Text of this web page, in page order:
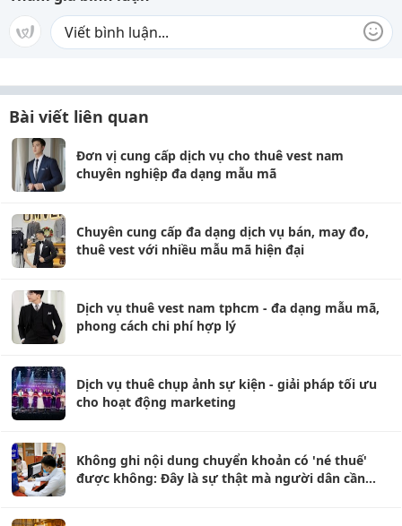
Bài viết liên quan
Đơn vị cung cấp dịch vụ cho thuê vest nam
chuyên nghiệp đa dạng mẫu mã
Chuyên cung cấp đa dạng dịch vụ bán, may đo,
thuê vest với nhiều mẫu mã hiện đại
Dịch vụ thuê vest nam tphcm - đa dạng mẫu mã,
phong cách chi phí hợp lý
Dịch vụ thuê chụp ảnh sự kiện - giải pháp tối ưu
cho hoạt động marketing
Không ghi nội dung chuyển khoản có 'né thuế'
được không: Đây là sự thật mà người dân cần